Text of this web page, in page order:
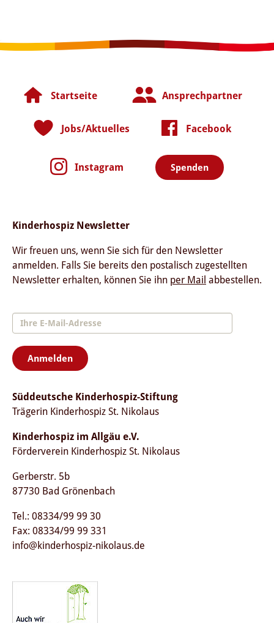
Startseite Ansprechpartner
Jobs/Aktuelles Facebook
Instagram Spenden
Kinderhospiz Newsletter
Wir freuen uns, wenn Sie sich für den Newsletter
anmelden. Falls Sie bereits den postalisch zugestellten
Newsletter erhalten, können Sie ihn per Mail abbestellen.
Anmelden
Süddeutsche Kinderhospiz-Stiftung
Trägerin Kinderhospiz St. Nikolaus
Kinderhospiz im Allgäu e.V.
Förderverein Kinderhospiz St. Nikolaus
Gerberstr. 5b
87730 Bad Grönenbach
Tel.: 08334/99 99 30
Fax: 08334/99 99 331
info@kinderhospiz-nikolaus.de